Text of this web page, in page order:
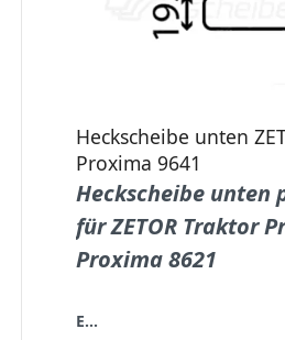
Heckscheibe unten
Proxima 9641
Heckscheibe unten
für ZETOR Traktor
Proxima 8621
E...